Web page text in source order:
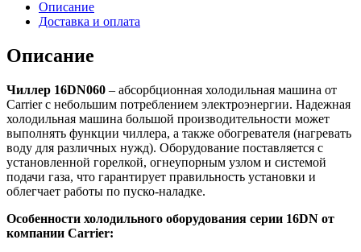
Описание
Доставка и оплата
Описание
Чиллер 16DN060 – абсорбционная холодильная машина от
Carrier с небольшим потреблением электроэнергии. Надежная
холодильная машина большой производительности может
выполнять функции чиллера, а также обогревателя (нагревать
воду для различных нужд). Оборудование поставляется с
установленной горелкой, огнеупорным узлом и системой
подачи газа, что гарантирует правильность установки и
облегчает работы по пуско-наладке.
Особенности холодильного оборудования серии 16DN от
компании Carrier: